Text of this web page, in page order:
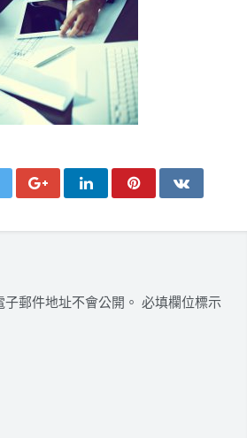
郵件地址不會公開。 必填欄位標示